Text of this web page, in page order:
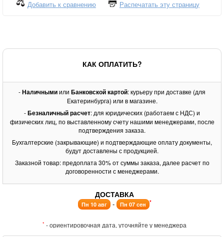
Добавить к сравнению Распечатать эту страницу
КАК ОПЛАТИТЬ?
-Наличнымиили Банковской картой: курьеру при доставке (для
Екатеринбурга) или в магазине.
-Безналичный расчет: для юридических (работаем с НДС) и
физических лиц, по выставленному счету нашими менеджерами, после
подтверждения заказа.
Бухгалтерские (закрывающие) и подтверждающие оплату документы,
будут доставлены с продукцией.
Заказной товар: предоплата 30% от суммы заказа, далее расчет по
договоренности с менеджерами.
ДОСТАВКА
Пн 10 авг - Пн 07 сен *
* - ориентировочная дата, уточняйте у менеджера